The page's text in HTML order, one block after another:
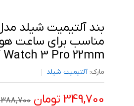
مناسب برای ساعت
Watch 3 Pro 22mm
مارک:آلتیمیت شیلد
349,700 تومان 388,700 تومان